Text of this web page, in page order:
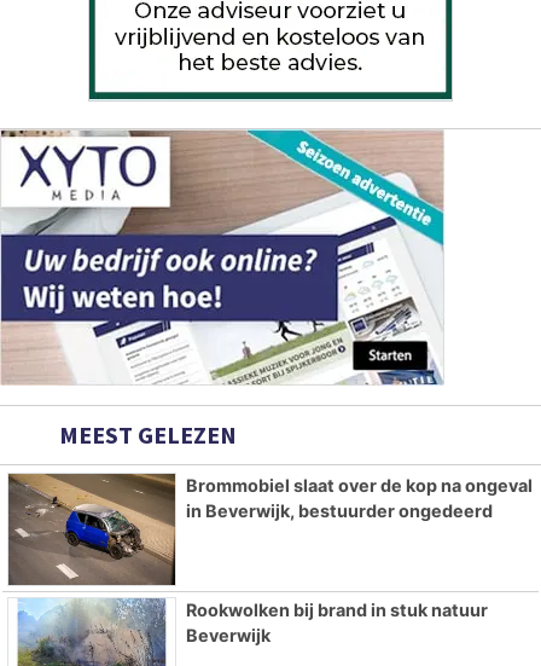
MEEST GELEZEN
Brommobiel slaat over de kop na ongeval
in Beverwijk, bestuurder ongedeerd
Rookwolken bij brand in stuk natuur
Beverwijk